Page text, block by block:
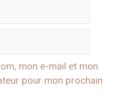
mon e-mail et mon
pour mon prochain